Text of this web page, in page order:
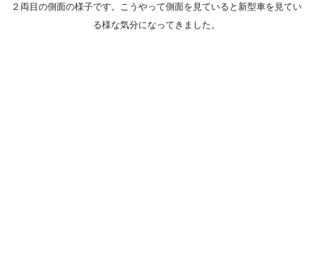
２両目の側面の様子です。こうやって側面を見ていると新型車を見てい
る様な気分になってきました。